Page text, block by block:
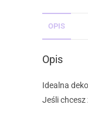
OPIS
Opis
Idealna
Jeśli